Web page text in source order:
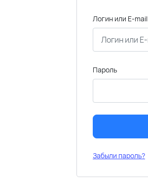
Логин или E-mail
Пароль
Забыли пароль?